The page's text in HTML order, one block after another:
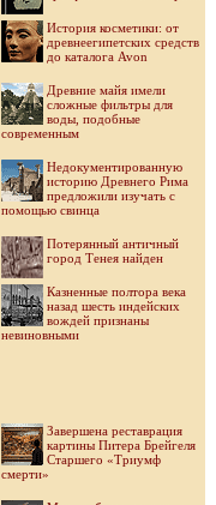
История косметики: от
древнеегипетских средств
до каталога Avon
Древние майя имели
сложные фильтры для
воды, подобные
современным
Недокументированную
историю Древнего Рима
предложили изучать с
помощью свинца
Потерянный античный
город Тенея найден
Казненные полтора века
назад шесть индейских
вождей признаны
невиновными
Завершена реставрация
картины Питера Брейгеля
Старшего «Триумф
смерти»